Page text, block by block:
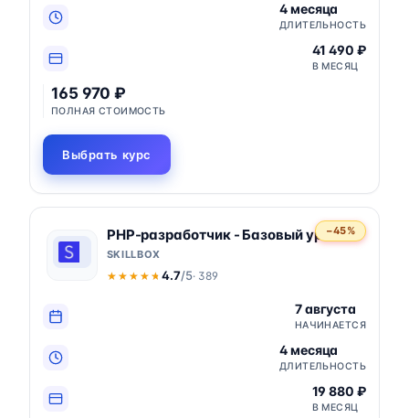
4 месяца
ДЛИТЕЛЬНОСТЬ
41 490 ₽
В МЕСЯЦ
165 970 ₽
ПОЛНАЯ СТОИМОСТЬ
Выбрать курс
−45%
PHP-разработчик - Базовый уровень
SKILLBOX
★★★★★
★★★★★ 4.7/5· 389
7 августа
НАЧИНАЕТСЯ
4 месяца
ДЛИТЕЛЬНОСТЬ
19 880 ₽
В МЕСЯЦ